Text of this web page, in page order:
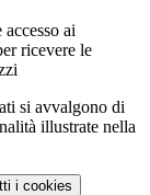
ai
ricevere le
si avvalgono di
illustrate nella
i cookies